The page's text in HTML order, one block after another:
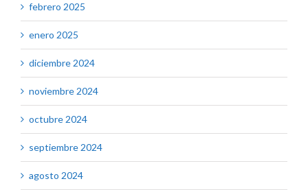
febrero 2025
enero 2025
diciembre 2024
noviembre 2024
octubre 2024
septiembre 2024
agosto 2024